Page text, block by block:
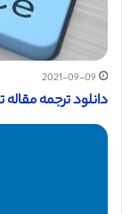
2021-09-09
دانلود ترجمه مقاله